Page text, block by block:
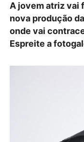
A jovem atriz vai
nova produção
onde vai
Espreite a